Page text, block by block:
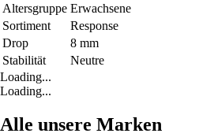
Altersgruppe Erwachsene
Sortiment
Response
Drop
8 mm
Stabilität
Neutre
Loading...
Loading...
Alle unsere Marken